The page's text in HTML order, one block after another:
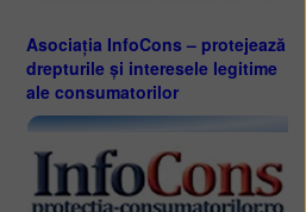
Asociația InfoCons – protejează
drepturile și interesele legitime
ale consumatorilor